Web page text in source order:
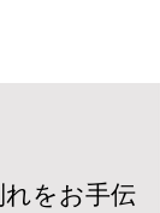
をお手伝